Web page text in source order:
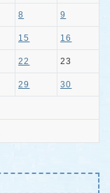
8 9
15 16
22 23
29 30